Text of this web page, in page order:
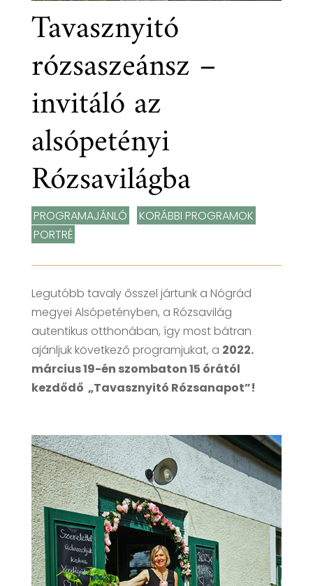
Tavasznyitó
rózsaszeánsz –
invitáló az
alsópetényi
Rózsavilágba
PROGRAMAJÁNLÓ KORÁBBI PROGRAMOK
PORTRÉ
Legutóbb tavaly ősszel jártunk a Nógrád
megyei Alsópetényben, a Rózsavilág
autentikus otthonában, így most bátran
ajánljuk következő programjukat, a 2022.
március 19-én szombaton 15 órától
kezdődő „Tavasznyitó Rózsanapot”!